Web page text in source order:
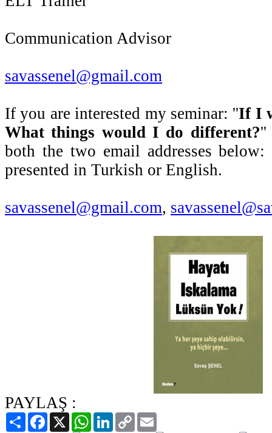
Communication Advisor
savassenel@gmail.com
If you are interested my seminar: ''If I
What things would I do different?''
both the two email addresses below:
presented in Turkish or English.
savassenel@gmail.com,
PAYLAŞ :
PaylaşFacebook
X WhatsAppLinkedIn
Copy
Link